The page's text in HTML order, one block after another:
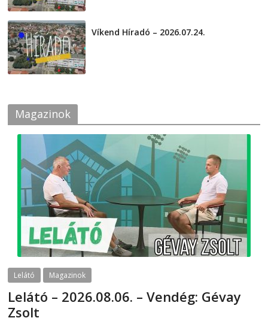
Víkend Híradó – 2026.07.24.
Magazinok
Lelátó Magazinok
Lelátó – 2026.08.06. – Vendég: Gévay
Zsolt